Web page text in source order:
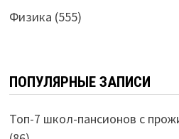
Физика (555)
ПОПУЛЯРНЫЕ ЗАПИСИ
Топ-7 школ-пансионов с